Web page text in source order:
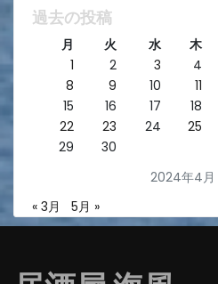
過去の投稿
2024年4月
月 火 水 木
1
2 3 4
8
9 10 11
15
16 17 18
22
23 24 25
29
30
« 3月 5月 »